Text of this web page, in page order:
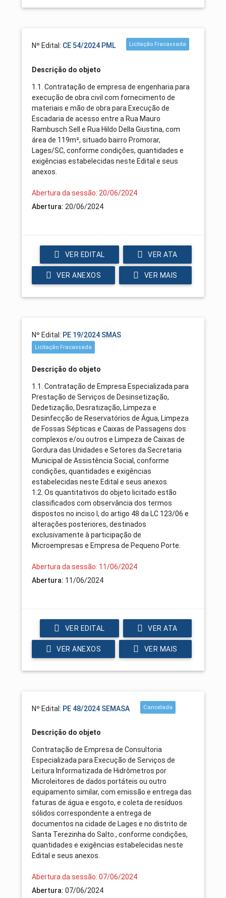
Nº Edital: CE 54/2024 PML Licitação Fracassada
Descrição do objeto
1.1. Contratação de empresa de engenharia para
execução de obra civil com fornecimento de
materiais e mão de obra para Execução de
Escadaria de acesso entre a Rua Mauro
Rambusch Sell e Rua Hildo Della Giustina, com
área de 119m², situado bairro Promorar,
Lages/SC, conforme condições, quantidades e
exigências estabelecidas neste Edital e seus
anexos.
Abertura da sessão: 20/06/2024
Abertura: 20/06/2024
VER EDITAL VER ATA
VER ANEXOS VER MAIS
Nº Edital: PE 19/2024 SMAS
Licitação Fracassada
Descrição do objeto
1.1. Contratação de Empresa Especializada para
Prestação de Serviços de Desinsetização,
Dedetização, Desratização, Limpeza e
Desinfecção de Reservatórios de Água, Limpeza
de Fossas Sépticas e Caixas de Passagens dos
complexos e/ou outros e Limpeza de Caixas de
Gordura das Unidades e Setores da Secretaria
Municipal de Assistência Social, conforme
condições, quantidades e exigências
estabelecidas neste Edital e seus anexos.
1.2. Os quantitativos do objeto licitado estão
classificados com observância dos termos
dispostos no inciso I, do artigo 48 da LC 123/06 e
alterações posteriores, destinados
exclusivamente à participação de
Microempresas e Empresa de Pequeno Porte.
Abertura da sessão: 11/06/2024
Abertura: 11/06/2024
VER EDITAL VER ATA
VER ANEXOS VER MAIS
Nº Edital: PE 48/2024 SEMASA Cancelada
Descrição do objeto
Contratação de Empresa de Consultoria
Especializada para Execução de Serviços de
Leitura Informatizada de Hidrômetros por
Microleitores de dados portáteis ou outro
equipamento similar, com emissão e entrega das
faturas de água e esgoto, e coleta de resíduos
sólidos correspondente a entrega de
documentos na cidade de Lages e no distrito de
Santa Terezinha do Salto., conforme condições,
quantidades e exigências estabelecidas neste
Edital e seus anexos.
Abertura da sessão: 07/06/2024
Abertura: 07/06/2024